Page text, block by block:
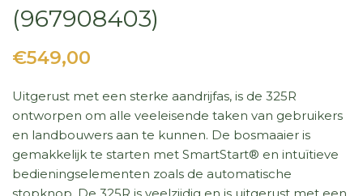
(967908403)
€549,00
Uitgerust met een sterke aandrijfas, is de 325R
ontworpen om alle veeleisende taken van gebruikers
en landbouwers aan te kunnen. De bosmaaier is
gemakkelijk te starten met SmartStart® en intuïtieve
bedieningselementen zoals de automatische